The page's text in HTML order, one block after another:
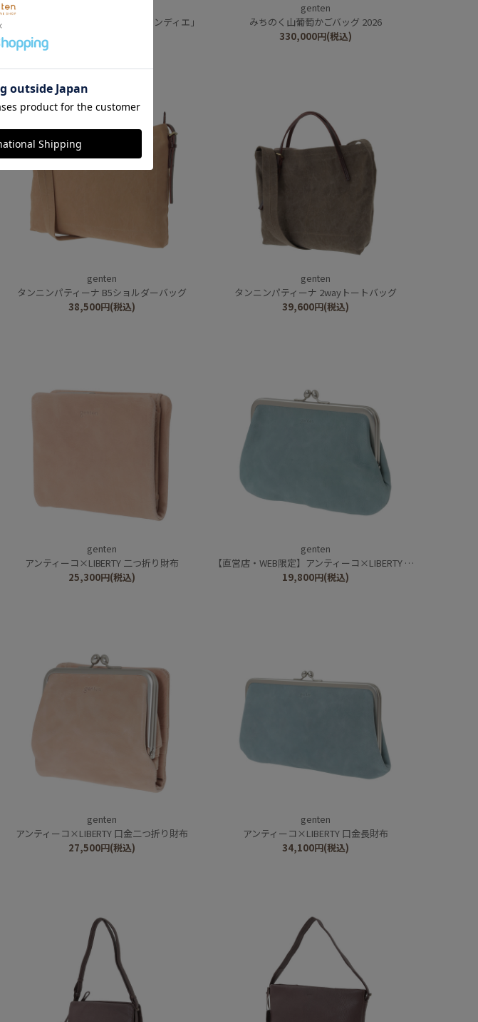
ワクワクチャーム 犬「コーイケルホンディエ」
genten
みちのく山葡萄かごバッグ 2026
330,000円(税込)
genten
タンニンパティーナ B5ショルダーバッグ
38,500円(税込)
genten
タンニンパティーナ 2wayトートバッグ
39,600円(税込)
genten
アンティーコ×LIBERTY 二つ折り財布
25,300円(税込)
genten
【直営店・WEB限定】アンティーコ×LIBERTY 口金ポーチ
19,800円(税込)
genten
アンティーコ×LIBERTY 口金二つ折り財布
27,500円(税込)
genten
アンティーコ×LIBERTY 口金長財布
34,100円(税込)